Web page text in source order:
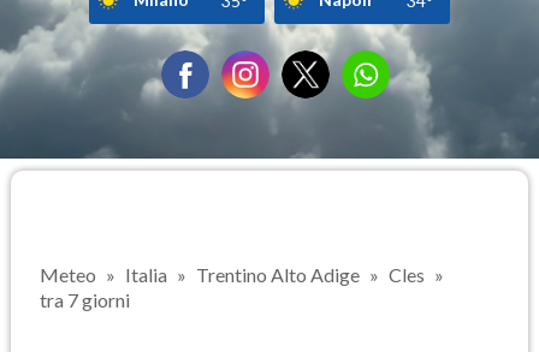
Meteo Italia Trentino Alto Adige
Cles
tra 7 giorni